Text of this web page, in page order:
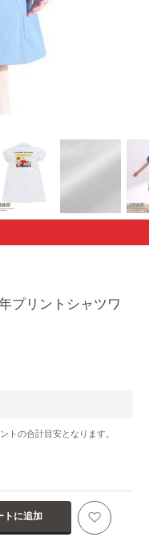
プリントシャツワ
トの合計目安となります。
トに追加